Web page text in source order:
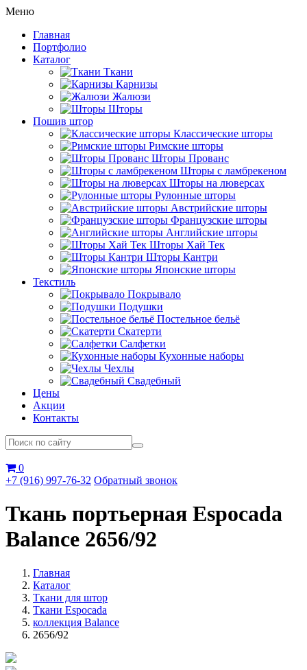
Меню
Главная
Портфолио
Каталог
Ткани
Карнизы
Жалюзи
Шторы
Пошив штор
Классические шторы
Римские шторы
Шторы Прованс
Шторы с ламбрекеном
Шторы на люверсах
Рулонные шторы
Австрийские шторы
Французские шторы
Английские шторы
Шторы Хай Тек
Шторы Кантри
Японские шторы
Текстиль
Покрывало
Подушки
Постельное бельё
Скатерти
Салфетки
Кухонные наборы
Чехлы
Свадебный
Цены
Акции
Контакты
0
+7 (916) 997-76-32 Обратный звонок
Ткань портьерная Espocada
Balance 2656/92
Главная
Каталог
Ткани для штор
Ткани Espocada
коллекция Balance
2656/92